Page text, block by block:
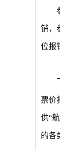
参
销，
位报
飞
票价
供“
的各